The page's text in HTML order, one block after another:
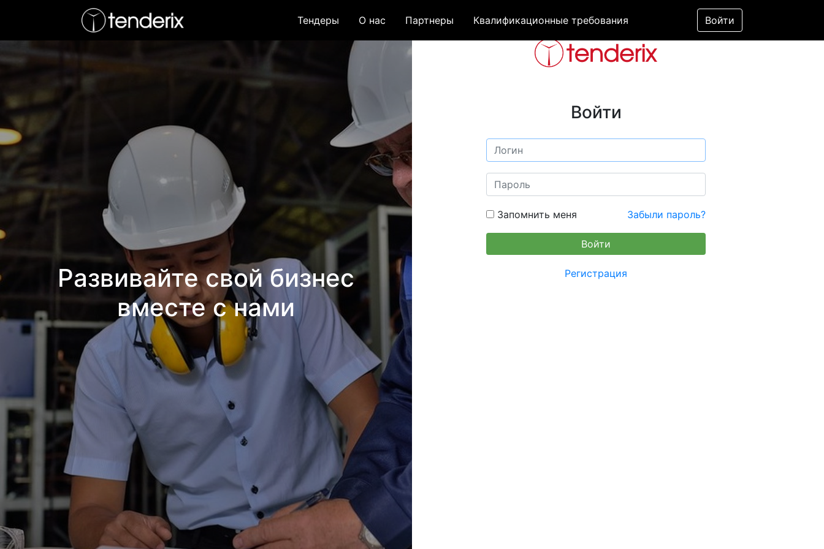
Тендеры О нас Партнеры Квалификационные требования Войти
Войти
Запомнить меня Забыли пароль?
Регистрация
Развивайте свой бизнес
вместе с нами